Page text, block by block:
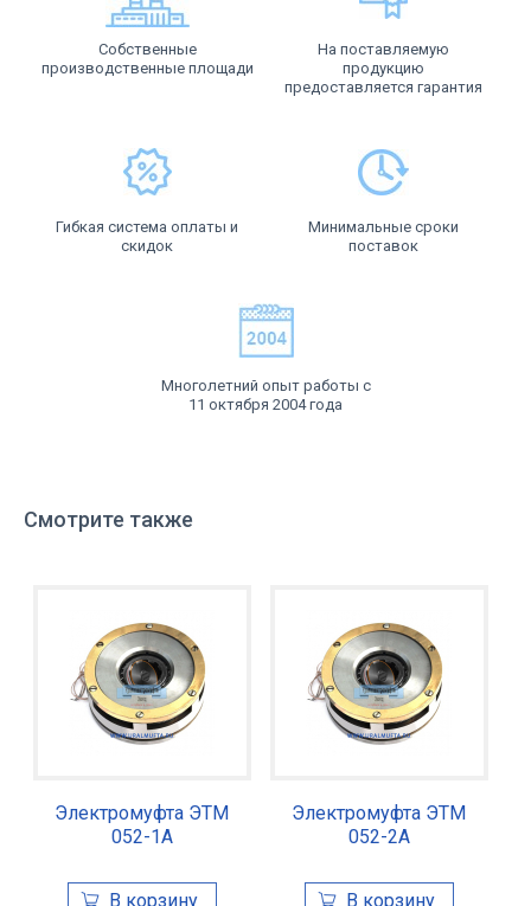
Собственные
производственные площади
На поставляемую
продукцию
предоставляется гарантия
Гибкая система оплаты и
скидок
Минимальные сроки
поставок
Многолетний опыт работы с
11 октября 2004 года
Смотрите также
Электромуфта ЭТМ
052-1А
Электромуфта ЭТМ
052-2А